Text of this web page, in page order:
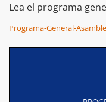
Lea el programa
Programa-General-